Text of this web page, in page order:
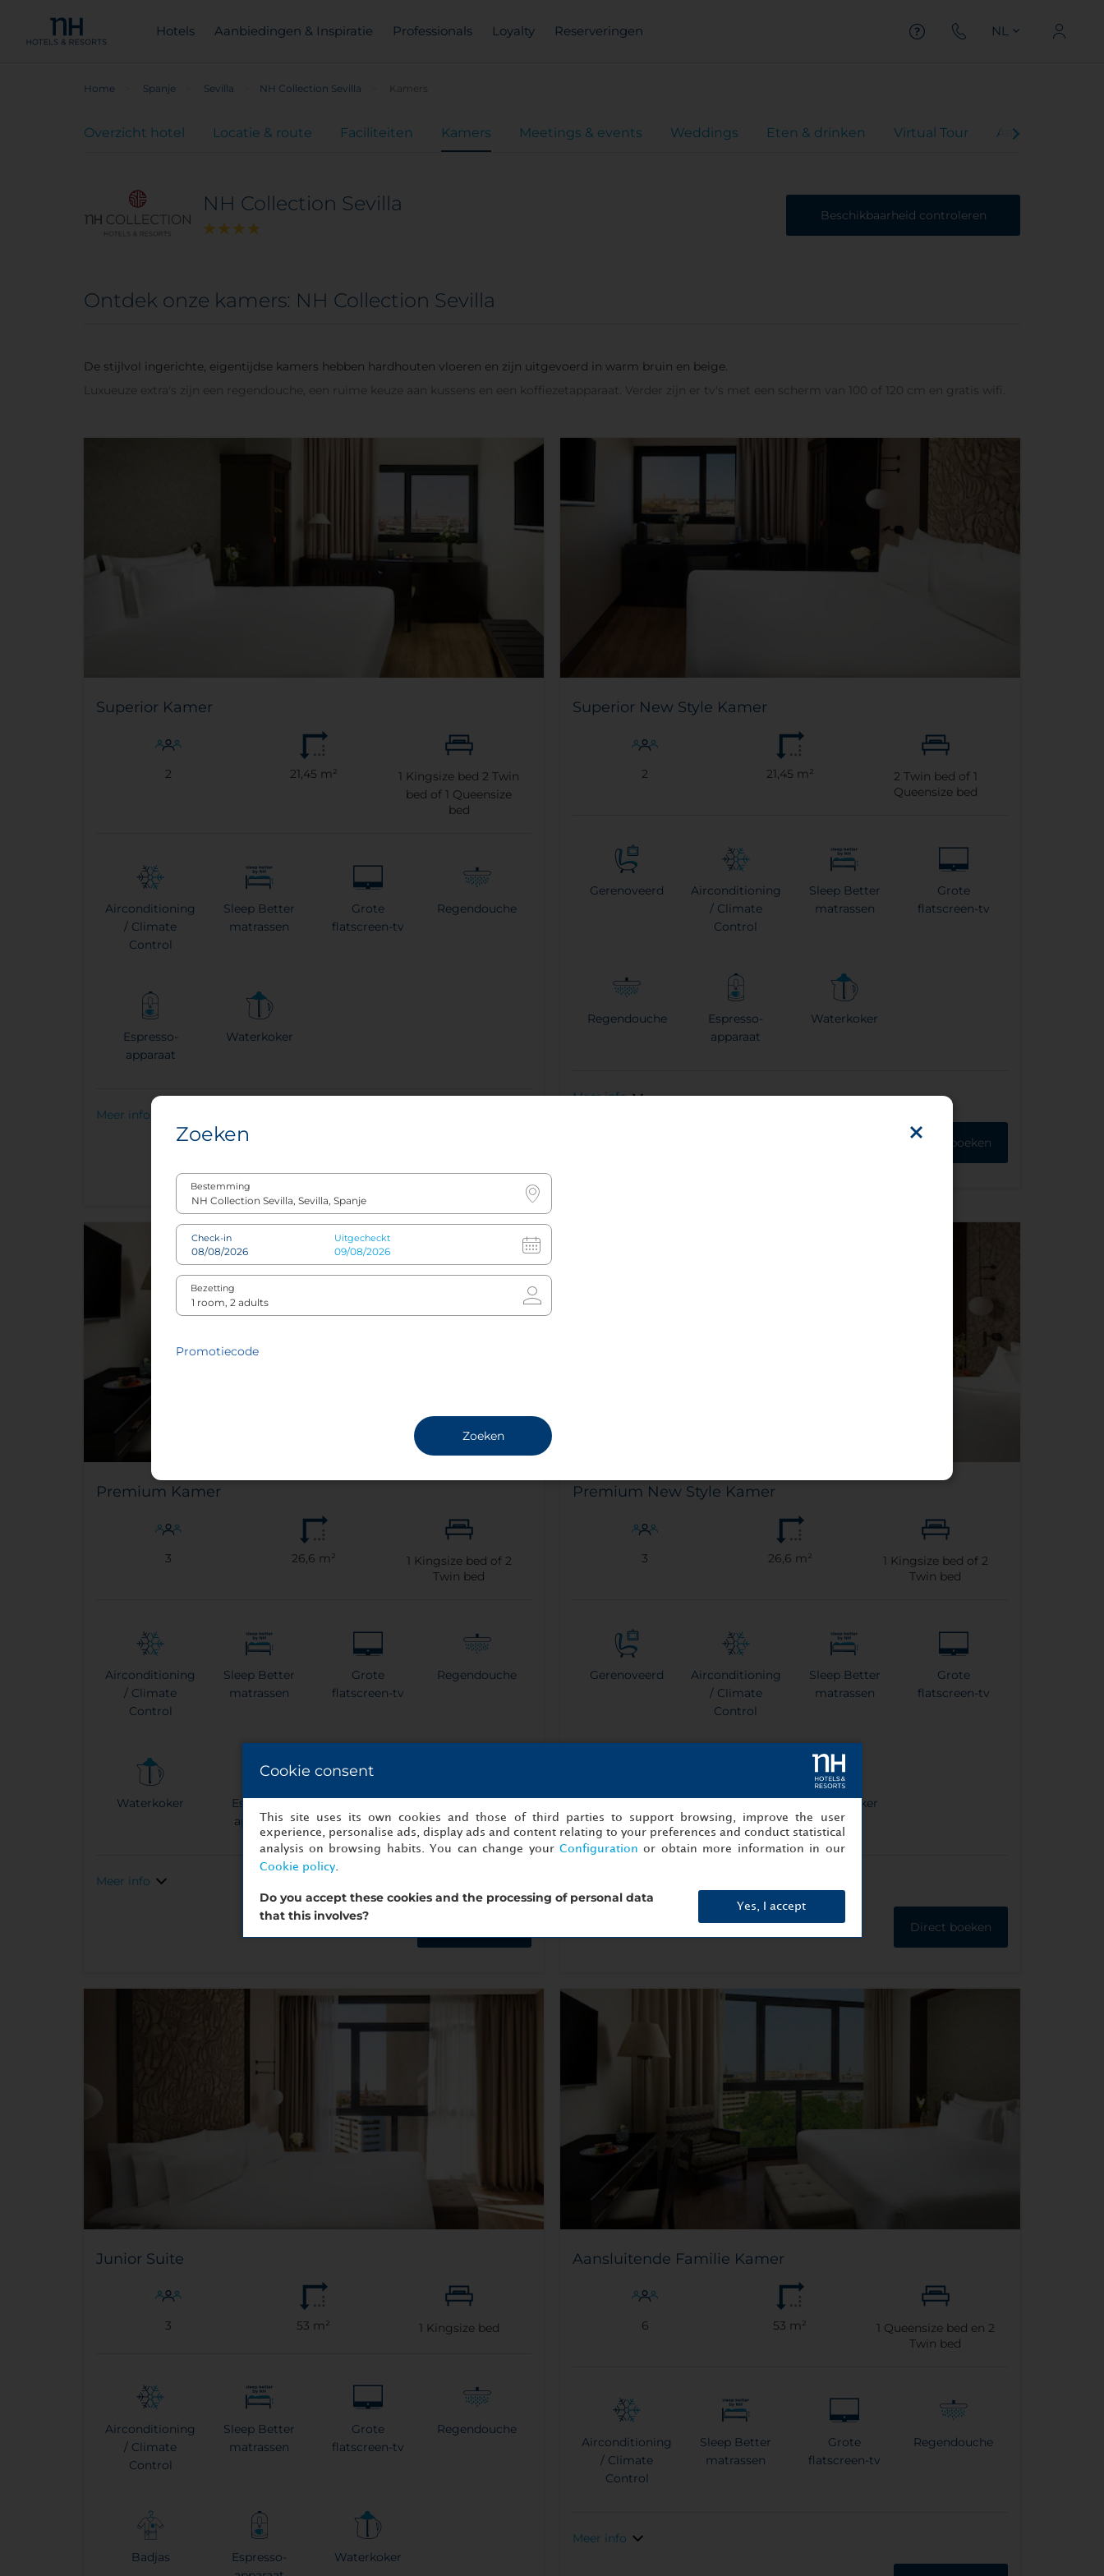
Hotels Aanbiedingen & Inspiratie Professionals Loyalty Reserveringen NL
Home Spanje Sevilla NH Collection Sevilla Kamers
Overzicht hotel Locatie & route Faciliteiten Kamers Meetings & events Weddings Eten & drinken Virtual Tour Aanbiedingen
NH Collection Sevilla Beschikbaarheid controleren
Ontdek onze kamers: NH Collection Sevilla
De stijlvol ingerichte, eigentijdse kamers hebben hardhouten vloeren en zijn uitgevoerd in warm bruin en beige.
Luxueuze extra's zijn een regendouche, een ruime keuze aan kussens en een koffiezetapparaat. Verder zijn er tv's met een scherm van 100 of 120 cm en gratis wifi.
Superior Kamer
2 21,45 m² 1 Kingsize bed 2 Twin
bed of1 Queensize
bed
Airconditioning
/ Climate
Control
Sleep Better
matrassen
Grote
flatscreen-tv
Regendouche
Espresso-
apparaat
Waterkoker
Meer info
Superior New Style Kamer
2 21,45 m² 2 Twin bed of 1
Queensize bed
Gerenoveerd
Airconditioning
/ Climate
Control
Sleep Better
matrassen
Grote
flatscreen-tv
Regendouche
Espresso-
apparaat
Waterkoker
Meer info
Direct boeken
Premium Kamer
3 26,6 m² 1 Kingsize bed of 2
Twin bed
Airconditioning
/ Climate
Control
Sleep Better
matrassen
Grote
flatscreen-tv
Regendouche
Waterkoker
Espresso-
apparaat
Meer info
Premium New Style Kamer
3 26,6 m² 1 Kingsize bed of 2
Twin bed
Gerenoveerd
Airconditioning
/ Climate
Control
Sleep Better
matrassen
Grote
flatscreen-tv
apparaat
Waterkoker
Direct boeken
Junior Suite
3 53 m² 1 Kingsize bed
Airconditioning
/ Climate
Control
Sleep Better
matrassen
Grote
flatscreen-tv
Regendouche
Badjas
Espresso-
Waterkoker
Aansluitende Familie Kamer
6 53 m² 1 Queensize bed en 2
Twin bed
Airconditioning
/ Climate
Control
Sleep Better
matrassen
Grote
flatscreen-tv
Regendouche
Meer info
Zoeken
Bestemming
Check-in Uitgecheckt
Bezetting
Promotiecode
Zoeken
Cookie consent
This site uses its own cookies and those of third parties to support browsing, improve the user
experience, personalise ads, display ads and content relating to your preferences and conduct statistical
analysis on browsing habits. You can change your Configuration or obtain more information in our
Cookie policy.
Do you accept these cookies and the processing of personal data
that this involves?
Yes, I accept